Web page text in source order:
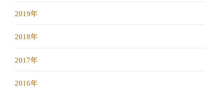
2019年
2018年
2017年
2016年